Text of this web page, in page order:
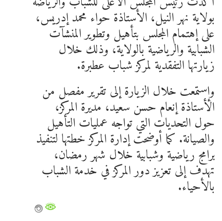
بولاية نهر النيل، الأستاذة حواء محمد إدريس،
على إهتمام المجلس بتأهيل وتطوير المنشآت
الشبابية والرياضية بالولاية، وذلك خلال
زيارتها التفقدية لمركز شباب عطبرة.
وإستمعت خلال الزيارة إلى تقرير مفصل من
الأستاذة إنعام حسن سعيد، مديرة المركز،
حول التحديات التي تواجه عمليات التأهيل
والصيانة. كما أوضحت إدارة المركز خطتها لتنفيذ
برامج رياضية وشبابية خلال شهر رمضان،
تهدف إلى تعزيز دور المركز في خدمة الشباب
بالأحياء.